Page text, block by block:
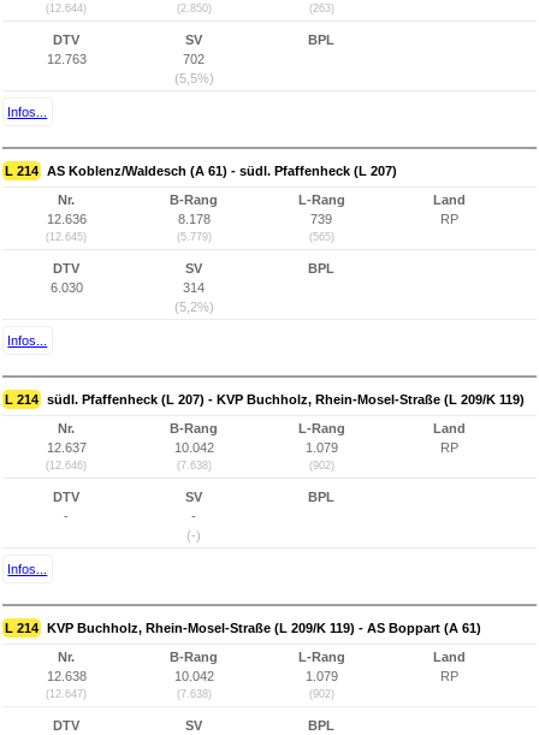
(12.644) (2.850) (263)
DTV
12.763
SV
702
(5,5%)
BPL
Infos...
L 214 AS Koblenz/Waldesch (A 61) - südl. Pfaffenheck (L 207)
Nr.
12.636
(12.645)
B-Rang
8.178
(5.779)
L-Rang
739
(565)
Land
RP
DTV
6.030
SV
314
(5,2%)
BPL
Infos...
L 214 südl. Pfaffenheck (L 207) - KVP Buchholz, Rhein-Mosel-Straße (L 209/K 119)
Nr.
12.637
(12.646)
B-Rang
10.042
(7.638)
L-Rang
1.079
(902)
Land
RP
DTV
-
SV
-
(-)
BPL
Infos...
L 214 KVP Buchholz, Rhein-Mosel-Straße (L 209/K 119) - AS Boppart (A 61)
Nr.
12.638
(12.647)
B-Rang
10.042
(7.638)
L-Rang
1.079
(902)
Land
RP
DTV
SV
BPL